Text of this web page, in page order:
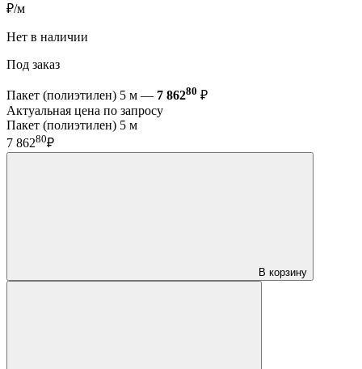
₽/м
Нет в наличии
Под заказ
Пакет (полиэтилен) 5 м — 7 86280 ₽
Актуальная цена по запросу
Пакет (полиэтилен) 5 м
7 86280₽
В корзину